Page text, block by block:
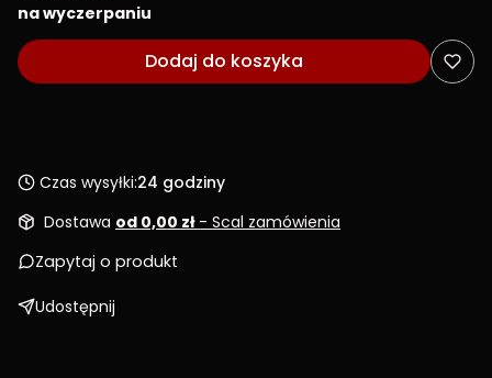
na wyczerpaniu
Dodaj do koszyka
Czas wysyłki:24 godziny
Dostawa od 0,00 zł - Scal zamówienia
Zapytaj o produkt
Udostępnij